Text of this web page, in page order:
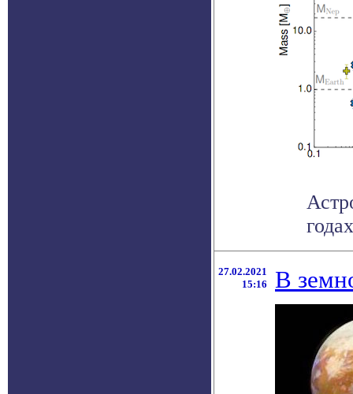
27.02.2021
15:16
В